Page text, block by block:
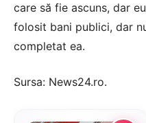
care să fie ascuns, dar
folosit bani publici, dar
completat ea.
Sursa: News24.ro.